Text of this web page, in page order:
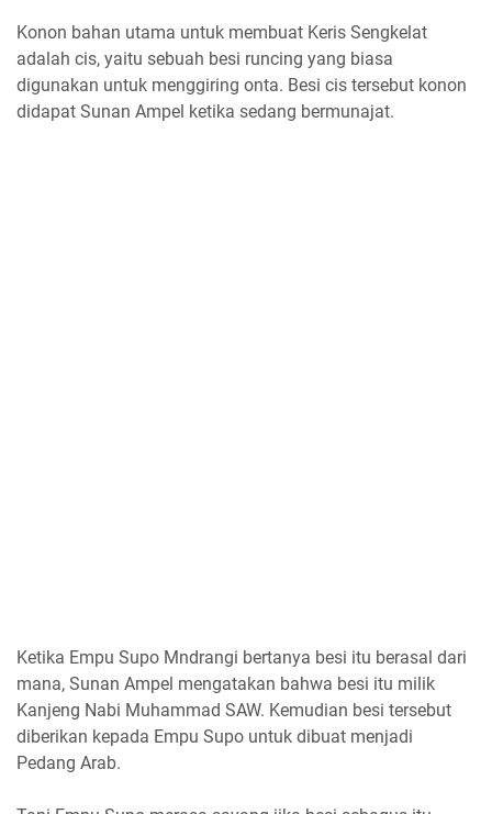
Konon bahan utama untuk membuat Keris Sengkelat
adalah cis, yaitu sebuah besi runcing yang biasa
digunakan untuk menggiring onta. Besi cis tersebut konon
didapat Sunan Ampel ketika sedang bermunajat.
Ketika Empu Supo Mndrangi bertanya besi itu berasal dari
mana, Sunan Ampel mengatakan bahwa besi itu milik
Kanjeng Nabi Muhammad SAW. Kemudian besi tersebut
diberikan kepada Empu Supo untuk dibuat menjadi
Pedang Arab.